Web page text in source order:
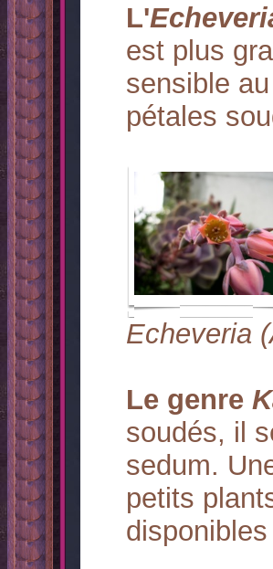
L'
est plus
sensible
pétales
Echeveria
Le genre
soudés, il
sedum.
petits